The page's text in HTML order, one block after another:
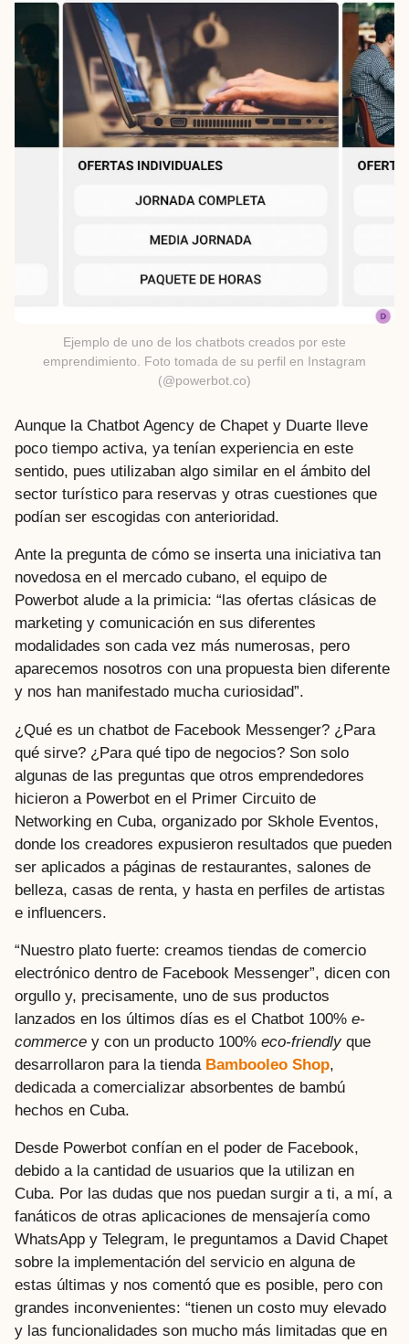
Ejemplo de uno de los chatbots creados por este
emprendimiento. Foto tomada de su perfil en Instagram
(@powerbot.co)
Aunque la Chatbot Agency de Chapet y Duarte lleve
poco tiempo activa, ya tenían experiencia en este
sentido, pues utilizaban algo similar en el ámbito del
sector turístico para reservas y otras cuestiones que
podían ser escogidas con anterioridad.
Ante la pregunta de cómo se inserta una iniciativa tan
novedosa en el mercado cubano, el equipo de
Powerbot alude a la primicia: “las ofertas clásicas de
marketing y comunicación en sus diferentes
modalidades son cada vez más numerosas, pero
aparecemos nosotros con una propuesta bien diferente
y nos han manifestado mucha curiosidad”.
¿Qué es un chatbot de Facebook Messenger? ¿Para
qué sirve? ¿Para qué tipo de negocios? Son solo
algunas de las preguntas que otros emprendedores
hicieron a Powerbot en el Primer Circuito de
Networking en Cuba, organizado por Skhole Eventos,
donde los creadores expusieron resultados que pueden
ser aplicados a páginas de restaurantes, salones de
belleza, casas de renta, y hasta en perfiles de artistas
e influencers.
“Nuestro plato fuerte: creamos tiendas de comercio
electrónico dentro de Facebook Messenger”, dicen con
orgullo y, precisamente, uno de sus productos
lanzados en los últimos días es el Chatbot 100% e-
commerce y con un producto 100% eco-friendlyque
desarrollaron para la tienda Bambooleo Shop,
dedicada a comercializar absorbentes de bambú
hechos en Cuba.
Desde Powerbot confían en el poder de Facebook,
debido a la cantidad de usuarios que la utilizan en
Cuba. Por las dudas que nos puedan surgir a ti, a mí, a
fanáticos de otras aplicaciones de mensajería como
WhatsApp y Telegram, le preguntamos a David Chapet
sobre la implementación del servicio en alguna de
estas últimas y nos comentó que es posible, pero con
grandes inconvenientes: “tienen un costo muy elevado
y las funcionalidades son mucho más limitadas que en